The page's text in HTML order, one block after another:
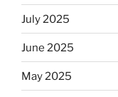
July 2025
June 2025
May 2025